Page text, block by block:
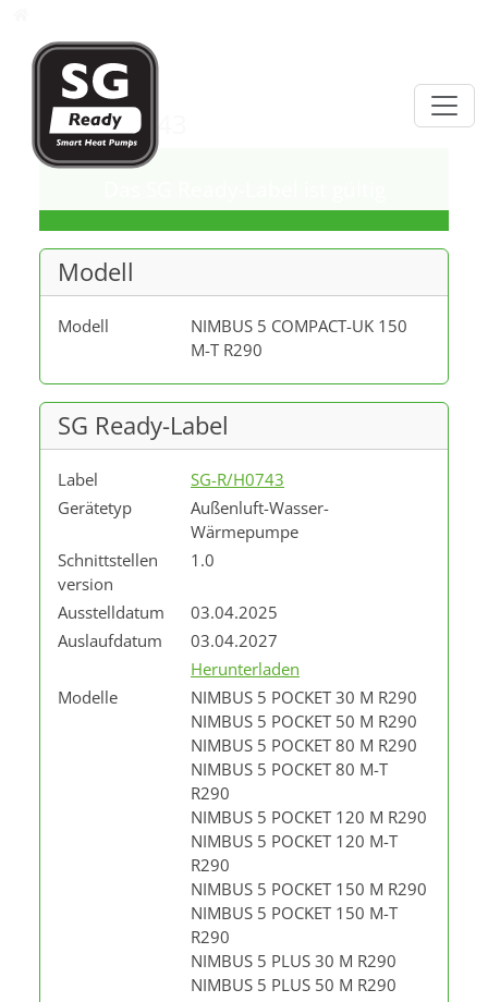
SG-R/H0743
Modell
Modell
NIMBUS 5 COMPACT-UK 150
M-T R290
SG Ready-Label
Label
SG-R/H0743
Gerätetyp
Außenluft-Wasser-
Wärmepumpe
Schnittstellen
version
1.0
Ausstelldatum
03.04.2025
Auslaufdatum
03.04.2027
Herunterladen
Modelle
NIMBUS 5 POCKET 30 M R290
NIMBUS 5 POCKET 50 M R290
NIMBUS 5 POCKET 80 M R290
NIMBUS 5 POCKET 80 M-T
R290
NIMBUS 5 POCKET 120 M R290
NIMBUS 5 POCKET 120 M-T
R290
NIMBUS 5 POCKET 150 M R290
NIMBUS 5 POCKET 150 M-T
R290
NIMBUS 5 PLUS 30 M R290
NIMBUS 5 PLUS 50 M R290